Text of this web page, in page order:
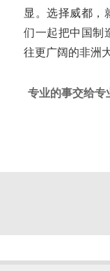
显。选择威都，
们一起把中国制
往更广阔的非洲
专业的事交给专